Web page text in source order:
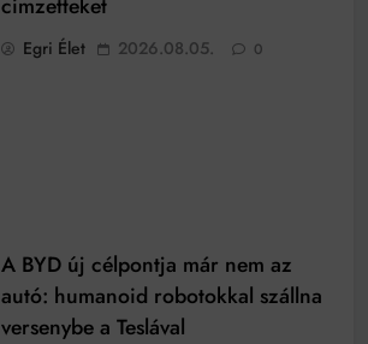
címzetteket
Egri Élet 2026.08.05. 0
A BYD új célpontja már nem az
autó: humanoid robotokkal szállna
versenybe a Teslával